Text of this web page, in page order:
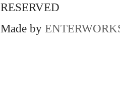
RESERVED
Made by